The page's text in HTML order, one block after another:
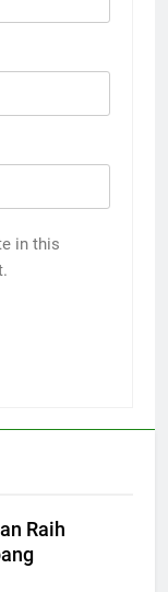
in this
Raih